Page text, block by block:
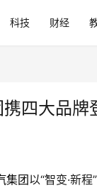
科技 财经
四大品牌
集团以“智变·新